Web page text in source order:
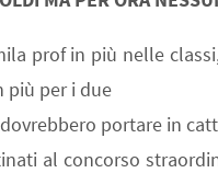
prof in più nelle
più per i due
portare in
al concorso